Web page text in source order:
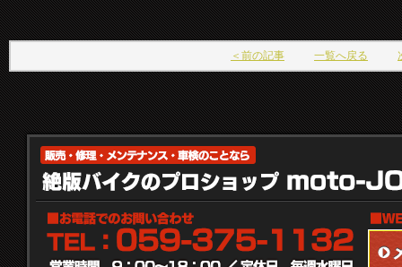
＜前の記事 一覧へ戻る